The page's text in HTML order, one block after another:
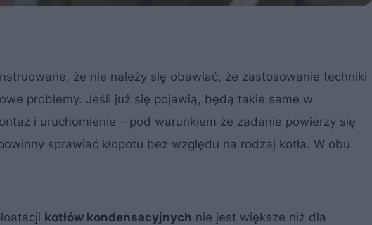
że nie należy się obawiać, że zastosowanie techniki
problemy. Jeśli już się pojawią, będą takie same w
i uruchomienie – pod warunkiem że zadanie powierzy się
sprawiać kłopotu bez względu na rodzaj kotła. W obu
kotłów kondensacyjnych nie jest większe niż dla